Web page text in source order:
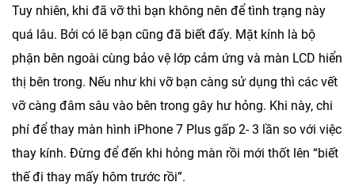
Tuy nhiên, khi đã vỡ thì bạn không nên để tình trạng này
quá lâu. Bởi có lẽ bạn cũng đã biết đấy. Mặt kính là bộ
phận bên ngoài cùng bảo vệ lớp cảm ứng và màn LCD hiển
thị bên trong. Nếu như khi vỡ bạn càng sử dụng thì các vết
vỡ càng đâm sâu vào bên trong gây hư hỏng. Khi này, chi
phí để thay màn hình iPhone 7 Plus gấp 2- 3 lần so với việc
thay kính. Đừng để đến khi hỏng màn rồi mới thốt lên “biết
thế đi thay mấy hôm trước rồi”.